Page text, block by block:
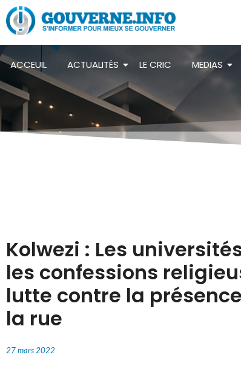
ACCEUIL ACTUALITÉS LE CRIC MEDIAS
Kolwezi : Les
les confessions
lutte contre la
la rue
27 mars 2022